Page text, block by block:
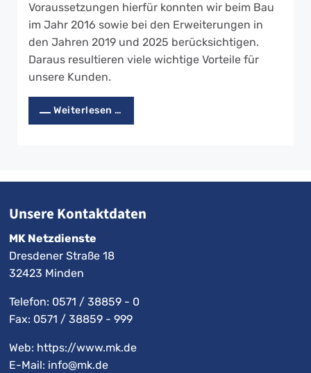
Voraussetzungen hierfür konnten wir beim Bau
im Jahr 2016 sowie bei den Erweiterungen in
den Jahren 2019 und 2025 berücksichtigen.
Daraus resultieren viele wichtige Vorteile für
unsere Kunden.
Weiterlesen …
Unsere Kontaktdaten
MK Netzdienste
Dresdener Straße 18
32423 Minden
Telefon: 0571 / 38859 - 0
Fax: 0571 / 38859 - 999
Web: https://www.mk.de
E-Mail: info@mk.de